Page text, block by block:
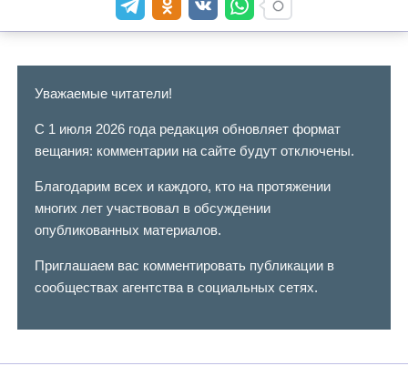
Уважаемые читатели!
С 1 июля 2026 года редакция обновляет формат
вещания: комментарии на сайте будут отключены.
Благодарим всех и каждого, кто на протяжении
многих лет участвовал в обсуждении
опубликованных материалов.
Приглашаем вас комментировать публикации в
сообществах агентства в социальных сетях.